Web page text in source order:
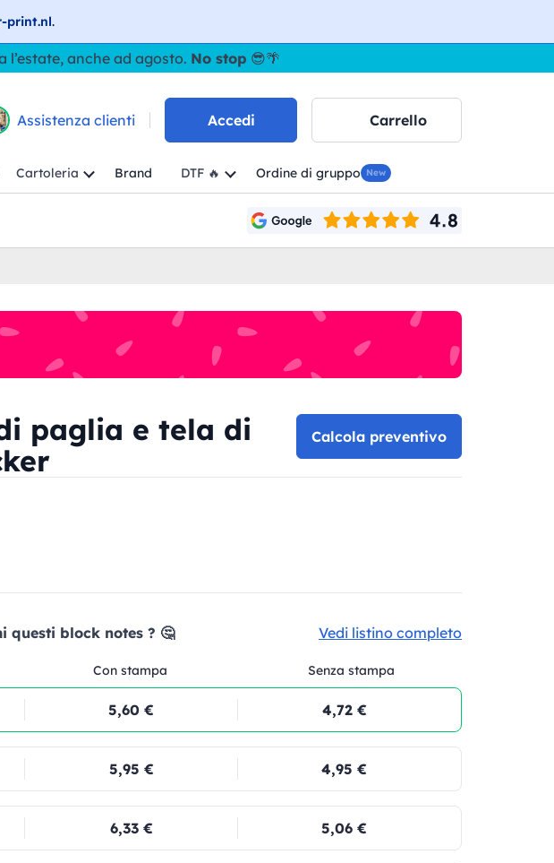
print.nl.
anche ad agosto. No stop 😎🌴
Assistenza clienti Accedi Carrello
Cartoleria Brand DTF 🔥 Ordine di gruppo New
paglia e tela di
Calcola preventivo
questi block notes ? 🤔 Vedi listino completo
Con stampa Senza stampa
5,60 € 4,72 €
5,95 € 4,95 €
6,33 € 5,06 €